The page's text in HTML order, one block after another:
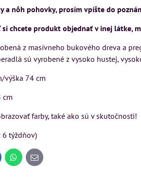
a nôh pohovky, prosím vpíšte do
si chcete produkt objednať v inej látke,
z masívneho bukového dreva a
sú vyrobené z vysoko hustej,
výška 74 cm
cm
farby, také ako sú v skutočnosti!
6 týždňov)
WhatsApp
E-
mail
DO KOŠÍKA